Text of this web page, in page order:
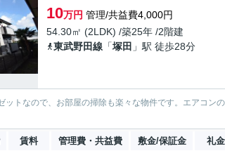
10万円 管理/共益費4,000円
54.30㎡ (2LDK) /築25年 /2階建
東武野田線 「塚田 」駅 徒歩28分
ットなので、お部屋の掃除も楽々な物件です。エアコン
賃料 管理費・共益費 敷金/保証金 礼金